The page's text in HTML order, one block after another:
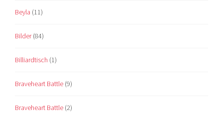
Beyla (11)
Bilder(84)
Billiardtisch (1)
Braveheart Battle (9)
Braveheart Battle (2)